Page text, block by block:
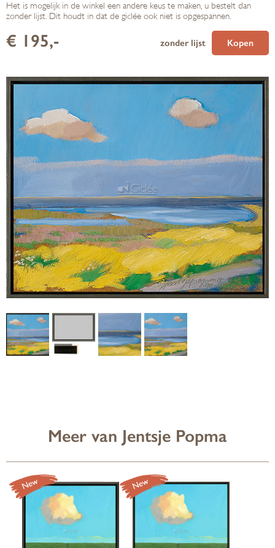
Het is mogelijk in de winkel een andere keus te maken, u bestelt dan
zonder lijst. Dit houdt in dat de giclée ook niet is opgespannen.
€ 195,- Kopen
zonder lijst
Meer van Jentsje Popma